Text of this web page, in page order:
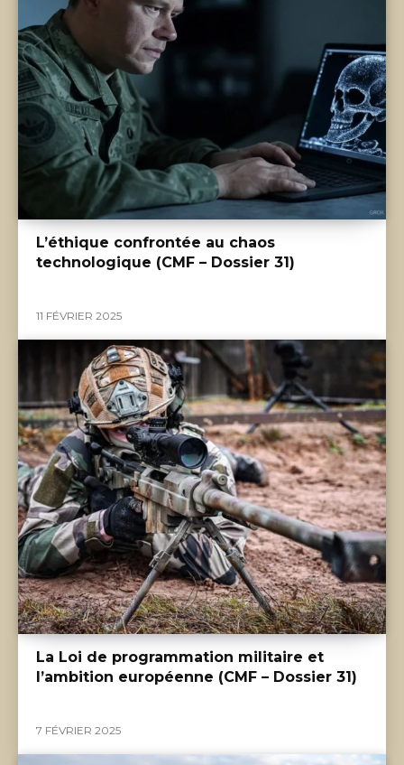
L’éthique confrontée au chaos
technologique (CMF – Dossier 31)
11 FÉVRIER 2025
La Loi de programmation militaire et
l’ambition européenne (CMF – Dossier 31)
7 FÉVRIER 2025